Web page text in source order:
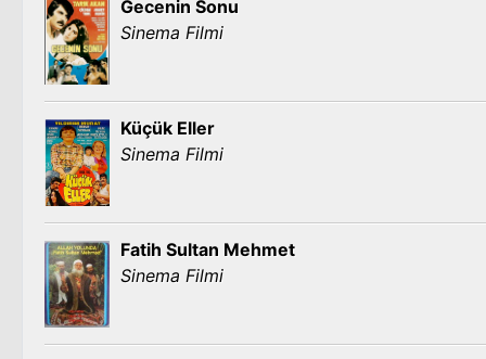
Gecenin Sonu
Sinema Filmi
Küçük Eller
Sinema Filmi
Fatih Sultan Mehmet
Sinema Filmi